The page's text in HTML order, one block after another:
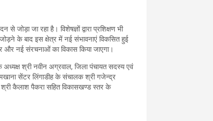
जोड़ा जा रहा है। विशेषज्ञों द्वारा प्रशिक्षण भी
जोड़ने के बाद इस क्षेत्र में नई संभावनाएं विकसित हुई
और नई संरचनाओं का विकास किया जाएगा।
श्री नवीन अग्रवाल, जिला पंचायत सदस्य एवं
सेंटर लिंगाडीह के संचालक श्री गजेन्द्र
कैलाश पैकरा सहित विकासखण्ड स्तर के